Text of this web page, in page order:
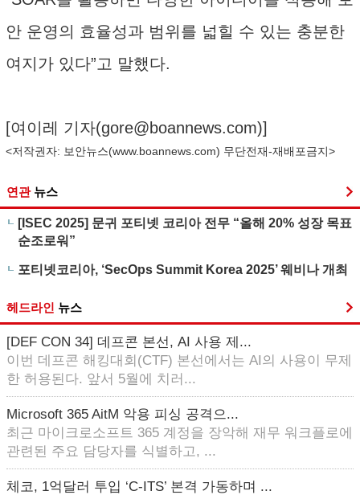
안 운영의 효율성과 범위를 넓힐 수 있는 충분한
여지가 있다”고 말했다.
[여이레 기자(gore@boannews.com)]
<저작권자: 보안뉴스(www.boannews.com) 무단전재-재배포금지>
연관 뉴스
[ISEC 2025] 문귀 포티넷 코리아 전무 “올해 20% 성장 목표
순조로워”
포티넷코리아, ‘SecOps Summit Korea 2025’ 웨비나 개최
헤드라인 뉴스
[DEF CON 34] 데프콘 본선, AI 사용 제...
이번 데프콘 해킹대회(CTF) 본선에서는 AI의 사용이 무제
한 허용된다. 앞서 5월에 치러...
Microsoft 365 AitM 악용 피싱 공격으...
최근 마이크로소프트 365 계정을 장악해 재무 워크플로에
관련된 주요 담당자를 식별하고, ...
체코, 1억달러 투입 ‘C-ITS’ 본격 가동하며 ...